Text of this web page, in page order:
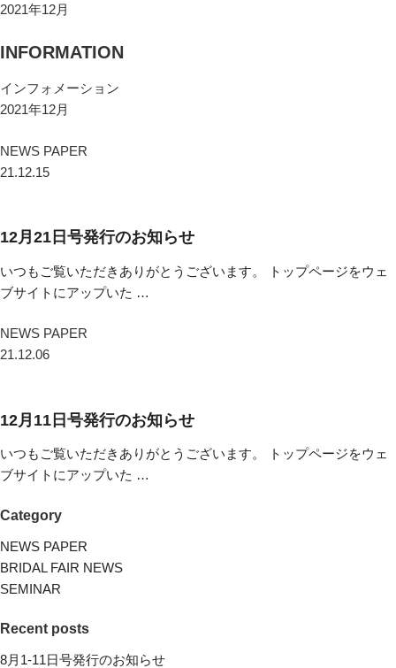
2021年12月
INFORMATION
インフォメーション
2021年12月
NEWS PAPER
21.12.15
12月21日号発行のお知らせ
いつもご覧いただきありがとうございます。 トップページをウェ
ブサイトにアップいた …
NEWS PAPER
21.12.06
12月11日号発行のお知らせ
いつもご覧いただきありがとうございます。 トップページをウェ
ブサイトにアップいた …
Category
NEWS PAPER
BRIDAL FAIR NEWS
SEMINAR
Recent posts
8月1-11日号発行のお知らせ